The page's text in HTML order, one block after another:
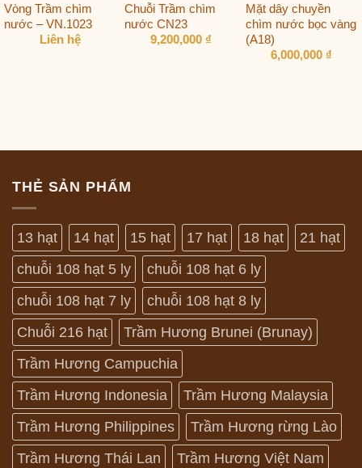
Vòng Trầm chìm
nước – VN.1023
Liên hệ
Chuỗi Trầm chìm
nước CN23
9,200,000 ₫
Mặt dây chuyền
chìm nước bọc vàng
(A18)
6,000,000 ₫
THẺ SẢN PHẨM
13 hạt 14 hạt 15 hạt 17 hạt 18 hạt
21 hạt
chuỗi 108 hạt 5 ly
chuỗi 108 hạt 6 ly
chuỗi 108 hạt 7 ly
chuỗi 108 hạt 8 ly
Chuỗi 216 hạt
Trầm Hương Brunei (Brunay)
Trầm Hương Campuchia
Trầm Hương Indonesia
Trầm Hương Malaysia
Trầm Hương Philippines
Trầm Hương rừng Lào
Trầm Hương Thái Lan
Trầm Hương Việt Nam